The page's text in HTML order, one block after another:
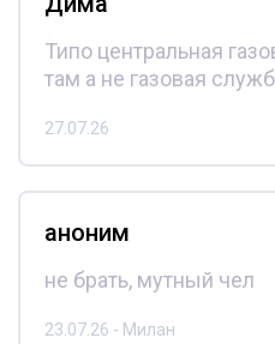
Типо центральная
там а не газовая
27.07.26
аноним
не брать, мутный чел
23.07.26 - Милан